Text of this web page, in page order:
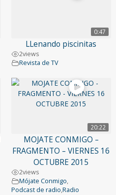
0:47
LLenando piscinitas
2views
Revista de TV
20:22
MOJATE CONMIGO –
FRAGMENTO – VIERNES 16
OCTUBRE 2015
2views
Mójate Conmigo,
Podcast de radio,Radio